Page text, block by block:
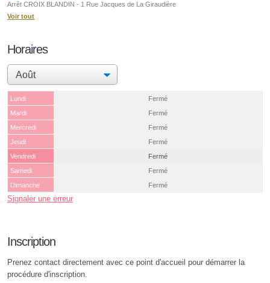
Arrêt CROIX BLANDIN - 1 Rue Jacques de La Giraudière
Voir tout
Horaires
Lundi
Fermé
Mardi
Fermé
Mercredi
Fermé
Jeudi
Fermé
Vendredi
Fermé
Samedi
Fermé
Dimanche
Fermé
Signaler une erreur
Inscription
Prenez contact directement avec ce point d'accueil pour démarrer la
procédure d'inscription.